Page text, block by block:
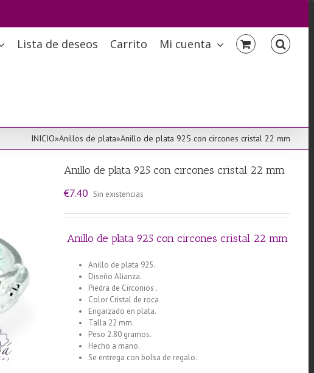
Lista de deseos Carrito Mi cuenta
INICIO»Anillos de plata»Anillo de plata 925 con circones cristal 22 mm
Anillo de plata 925 con circones cristal 22 mm
€7.40 Sin existencias
Anillo de plata 925 con circones cristal 22 mm
Anillo de plata 925.
Diseño Alianza.
Piedra de Circonios .
Color Cristal de roca
Engarzado en plata.
Talla 22 mm.
Peso 2.80 gramos.
Hecho a mano.
Se entrega con bolsa de regalo.